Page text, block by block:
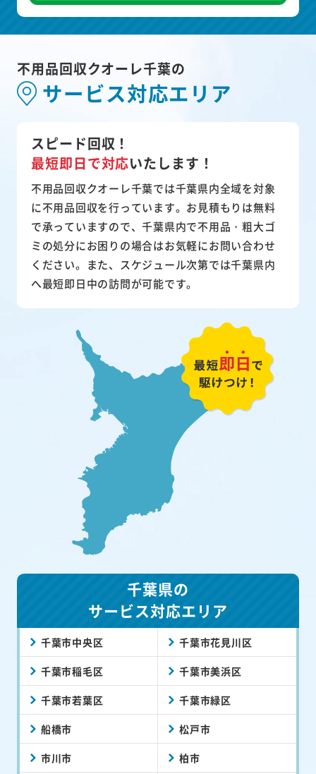
不用品回収クオーレ千葉の
サービス対応エリア
スピード回収！
最短即日で対応いたします！
不用品回収クオーレ千葉では千葉県内全域を対象
に不用品回収を行っています。お見積もりは無料
で承っていますので、千葉県内で不用品・粗大ゴ
ミの処分にお困りの場合はお気軽にお問い合わせ
ください。また、スケジュール次第では千葉県内
へ最短即日中の訪問が可能です。
千葉県の
サービス対応エリア
千葉市中央区 千葉市花見川区
千葉市稲毛区 千葉市美浜区
千葉市若葉区 千葉市緑区
船橋市 松戸市
市川市 柏市